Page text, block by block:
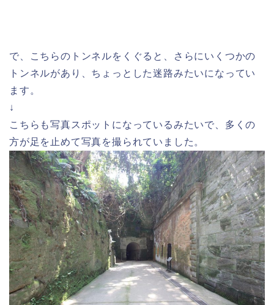
で、こちらのトンネルをくぐると、さらにいくつかの
トンネルがあり、ちょっとした迷路みたいになってい
ます。
↓
こちらも写真スポットになっているみたいで、多くの
方が足を止めて写真を撮られていました。